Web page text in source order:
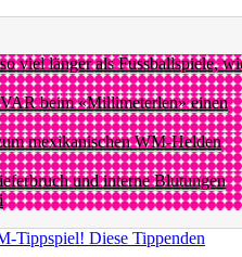
viel länger als Fussballspiele,
beim «Millimeterlen» einen
mexikanischen WM-Helden
und interne Blutungen
Tippspiel! Diese Tippenden